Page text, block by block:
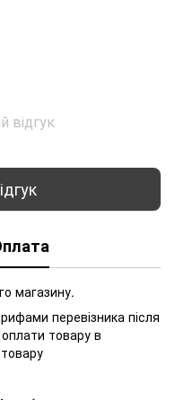
відгук
магазину.
перевізника після
товару в